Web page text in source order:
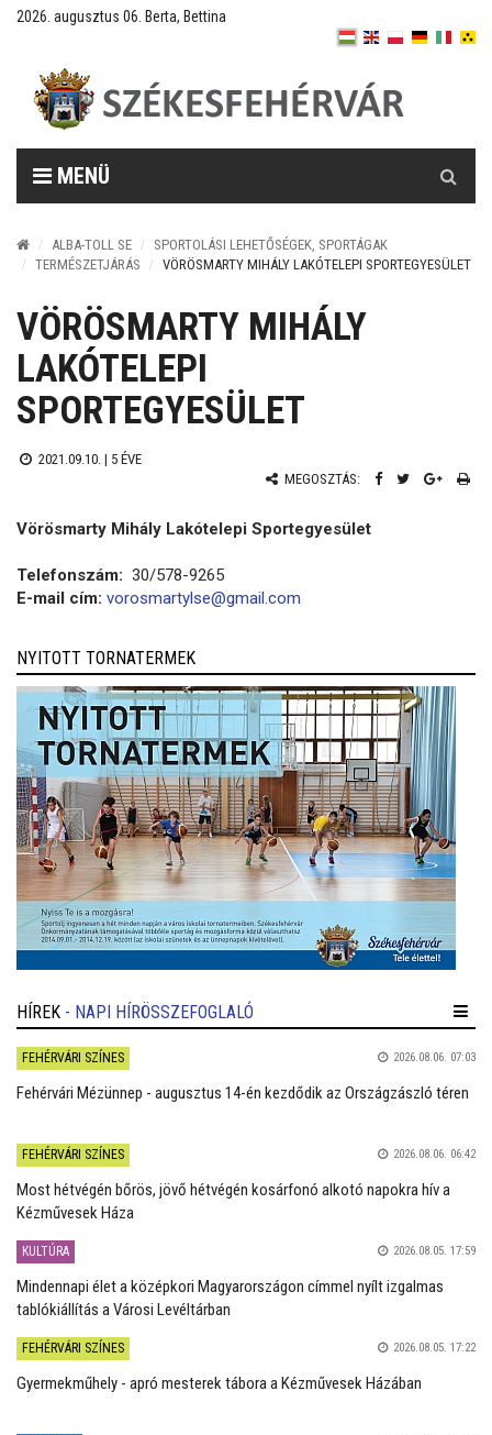
2026. augusztus 06. Berta, Bettina
MENÜ
ALBA-TOLL SE
SPORTOLÁSI LEHETŐSÉGEK, SPORTÁGAK
TERMÉSZETJÁRÁS
VÖRÖSMARTY MIHÁLY LAKÓTELEPI SPORTEGYESÜLET
VÖRÖSMARTY MIHÁLY
LAKÓTELEPI
SPORTEGYESÜLET
2021.09.10. | 5 ÉVE
MEGOSZTÁS:
Vörösmarty Mihály Lakótelepi Sportegyesület
Telefonszám: 30/578-9265
E-mail cím: vorosmartylse@gmail.com
NYITOTT TORNATERMEK
HÍREK - NAPI HÍRÖSSZEFOGLALÓ
FEHÉRVÁRI SZÍNES 2026.08.06. 07:03
Fehérvári Mézünnep - augusztus 14-én kezdődik az Országzászló téren
FEHÉRVÁRI SZÍNES 2026.08.06. 06:42
Most hétvégén bőrös, jövő hétvégén kosárfonó alkotó napokra hív a
Kézművesek Háza
KULTÚRA 2026.08.05. 17:59
Mindennapi élet a középkori Magyarországon címmel nyílt izgalmas
tablókiállítás a Városi Levéltárban
FEHÉRVÁRI SZÍNES 2026.08.05. 17:22
Gyermekműhely - apró mesterek tábora a Kézművesek Házában